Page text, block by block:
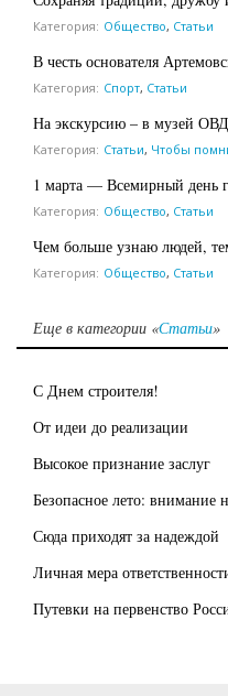
Категория: Общество, Статьи
В честь основателя
Категория: Спорт, Статьи
На экскурсию – в музей ОВД
Категория: Статьи, Чтобы
1 марта — Всемирный день
Категория: Общество, Статьи
Чем больше узнаю людей,
Категория: Общество, Статьи
Еще в категории «Статьи»
С Днем строителя!
От идеи до реализации
Высокое признание заслуг
Безопасное лето: внимание
Сюда приходят за надеждой
Личная мера
Путевки на первенство